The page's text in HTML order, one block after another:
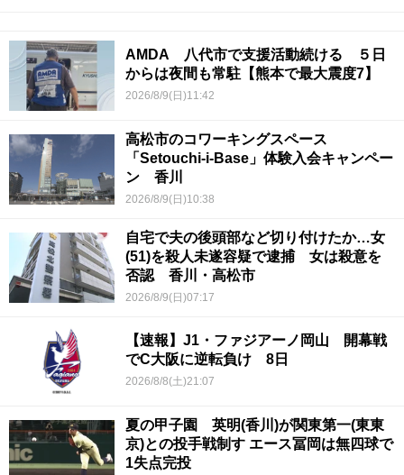
AMDA 八代市で支援活動続ける ５日
からは夜間も常駐【熊本で最大震度7】
2026/8/9(日)11:42
高松市のコワーキングスペース
「Setouchi-i-Base」体験入会キャンペー
ン 香川
2026/8/9(日)10:38
自宅で夫の後頭部など切り付けたか…女
(51)を殺人未遂容疑で逮捕 女は殺意を
否認 香川・高松市
2026/8/9(日)07:17
【速報】J1・ファジアーノ岡山 開幕戦
でC大阪に逆転負け 8日
2026/8/8(土)21:07
夏の甲子園 英明(香川)が関東第一(東東
京)との投手戦制す エース冨岡は無四球で
1失点完投